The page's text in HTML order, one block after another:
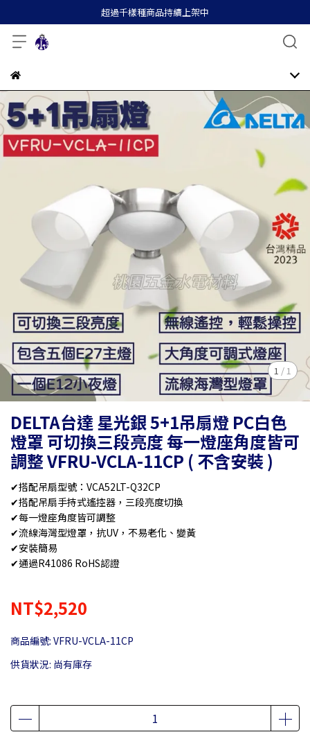
超過千樣種商品持續上架中
1 / 1
DELTA台達 星光銀 5+1吊扇燈 PC白色
燈罩 可切換三段亮度 每一燈座角度皆可
調整 VFRU-VCLA-11CP ( 不含安裝 )
✔搭配吊扇型號：VCA52LT-Q32CP
✔搭配吊扇手持式遙控器，三段亮度切換
✔每一燈座角度皆可調整
✔流線海灣型燈罩，抗UV，不易老化、變黃
✔安裝簡易
✔通過R41086 RoHS認證
NT$2,520
商品編號: VFRU-VCLA-11CP
供貨狀況: 尚有庫存